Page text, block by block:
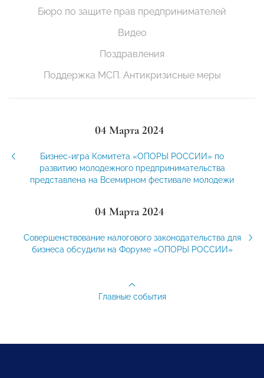
Бюро по защите прав предпринимателей
Видео
Поздравления
Поддержка МСП. Антикризисные меры
04 Марта 2024
Бизнес-игра Комитета «ОПОРЫ РОССИИ» по
развитию молодежного предпринимательства
представлена на Всемирном фестивале молодежи
04 Марта 2024
Совершенствование налогового законодательства для
бизнеса обсудили на Форуме «ОПОРЫ РОССИИ»
Главные события